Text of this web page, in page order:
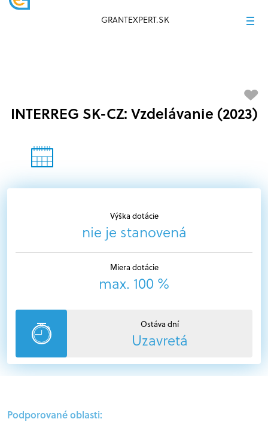
GRANTEXPERT.SK
Výška dotácie
nie je stanovená
Miera dotácie
max. 100 %
Ostáva dní
Uzavretá
INTERREG SK-CZ: Vzdelávanie (2023)
Podporované oblasti: